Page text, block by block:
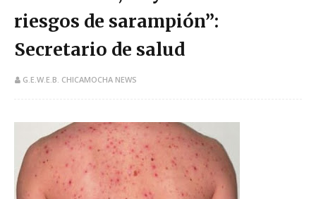
riesgos de sarampión”:
Secretario de salud
G.E.W.E.B. CHICAMOCHA NEWS